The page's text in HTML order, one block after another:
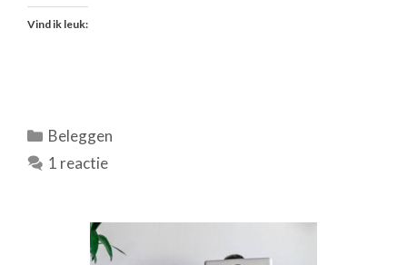
Vind ik leuk:
Categorieën
Beleggen
1 reactie